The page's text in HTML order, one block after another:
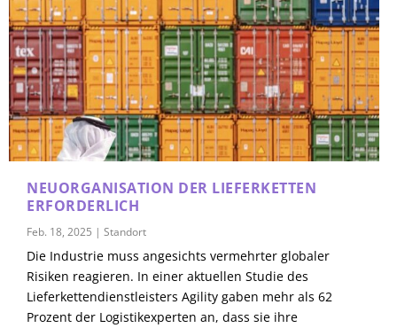
NEUORGANISATION DER LIEFERKETTEN
ERFORDERLICH
Feb. 18, 2025 |Standort
Die Industrie muss angesichts vermehrter globaler
Risiken reagieren. In einer aktuellen Studie des
Lieferkettendienstleisters Agility gaben mehr als 62
Prozent der Logistikexperten an, dass sie ihre